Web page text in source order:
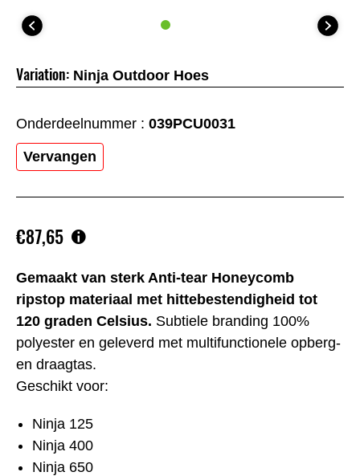
Gemaakt van sterk Anti-tear Honeycomb
ripstop materiaal met hittebestendigheid tot
120 graden Celsius. Subtiele branding 100%
polyester en geleverd met multifunctionele opberg-
en draagtas.
Geschikt voor:
Ninja 125
Ninja 400
Ninja 650
€87,65
Variation: Ninja Outdoor Hoes
Onderdeelnummer : 039PCU0031
Vervangen